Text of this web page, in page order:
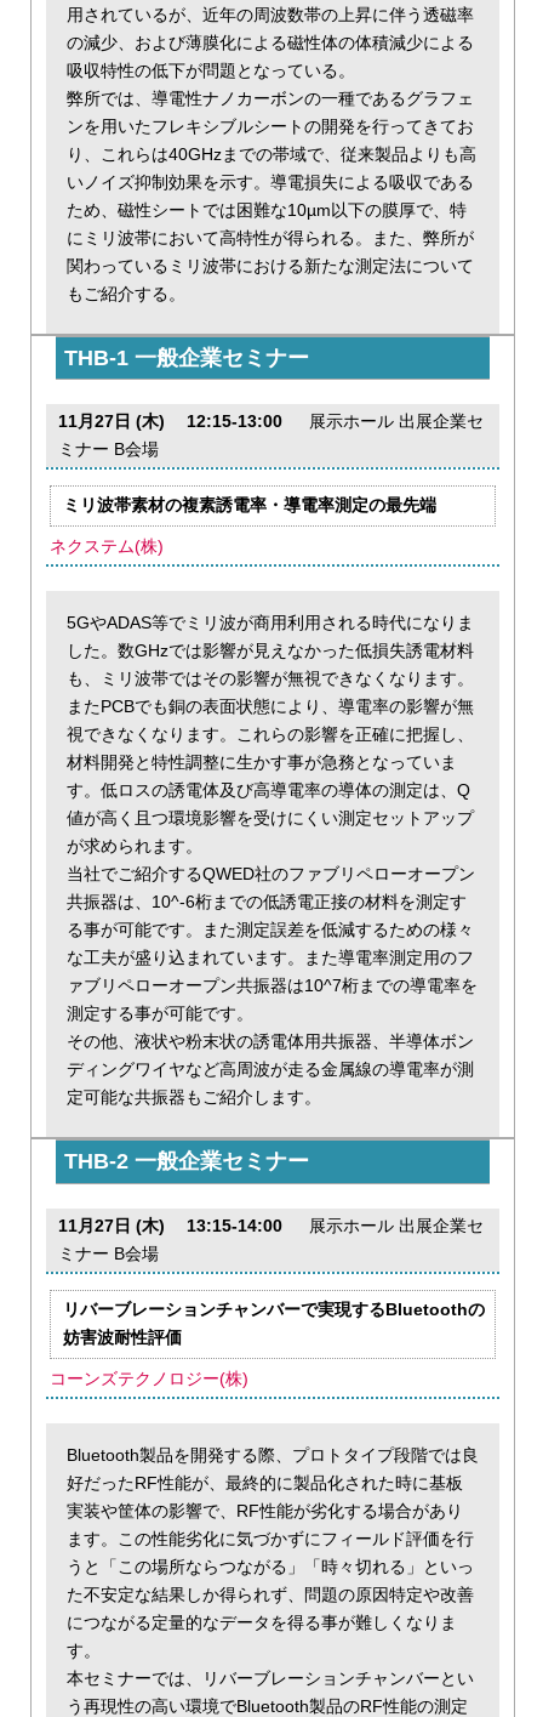
用されているが、近年の周波数帯の上昇に伴う透磁率
の減少、および薄膜化による磁性体の体積減少による
吸収特性の低下が問題となっている。
弊所では、導電性ナノカーボンの一種であるグラフェ
ンを用いたフレキシブルシートの開発を行ってきてお
り、これらは40GHzまでの帯域で、従来製品よりも高
いノイズ抑制効果を示す。導電損失による吸収である
ため、磁性シートでは困難な10µm以下の膜厚で、特
にミリ波帯において高特性が得られる。また、弊所が
関わっているミリ波帯における新たな測定法について
もご紹介する。
THB-1 一般企業セミナー
11月27日 (木) 12:15-13:00 展示ホール 出展企業セ
ミナー B会場
ミリ波帯素材の複素誘電率・導電率測定の最先端
ネクステム(株)
5GやADAS等でミリ波が商用利用される時代になりま
した。数GHzでは影響が見えなかった低損失誘電材料
も、ミリ波帯ではその影響が無視できなくなります。
またPCBでも銅の表面状態により、導電率の影響が無
視できなくなります。これらの影響を正確に把握し、
材料開発と特性調整に生かす事が急務となっていま
す。低ロスの誘電体及び高導電率の導体の測定は、Q
値が高く且つ環境影響を受けにくい測定セットアップ
が求められます。
当社でご紹介するQWED社のファブリペローオープン
共振器は、10^-6桁までの低誘電正接の材料を測定す
る事が可能です。また測定誤差を低減するための様々
な工夫が盛り込まれています。また導電率測定用のフ
ァブリペローオープン共振器は10^7桁までの導電率を
測定する事が可能です。
その他、液状や粉末状の誘電体用共振器、半導体ボン
ディングワイヤなど高周波が走る金属線の導電率が測
定可能な共振器もご紹介します。
THB-2 一般企業セミナー
11月27日 (木) 13:15-14:00 展示ホール 出展企業セ
ミナー B会場
リバーブレーションチャンバーで実現するBluetoothの
妨害波耐性評価
コーンズテクノロジー(株)
Bluetooth製品を開発する際、プロトタイプ段階では良
好だったRF性能が、最終的に製品化された時に基板
実装や筐体の影響で、RF性能が劣化する場合があり
ます。この性能劣化に気づかずにフィールド評価を行
うと「この場所ならつながる」「時々切れる」といっ
た不安定な結果しか得られず、問題の原因特定や改善
につながる定量的なデータを得る事が難しくなりま
す。
本セミナーでは、リバーブレーションチャンバーとい
う再現性の高い環境でBluetooth製品のRF性能の測定